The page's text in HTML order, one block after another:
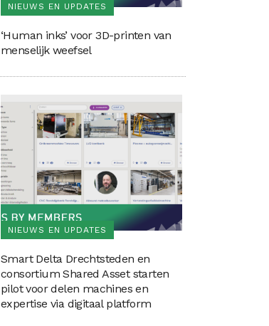
NIEUWS EN UPDATES
‘Human inks’ voor 3D-printen van
menselijk weefsel
NIEUWS EN UPDATES
Smart Delta Drechtsteden en
consortium Shared Asset starten
pilot voor delen machines en
expertise via digitaal platform